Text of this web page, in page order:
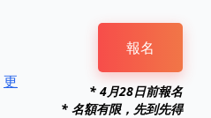
更
報名
* 4月28日前報名
* 名額有限，先到先得